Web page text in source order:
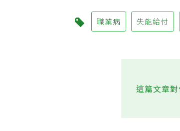
職業病 失能給付